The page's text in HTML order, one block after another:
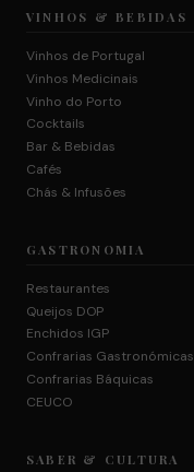
VINHOS & BEBIDAS
Vinhos de Portugal
Vinhos Medicinais
Vinho do Porto
Cocktails
Bar & Bebidas
Cafés
Chás & Infusões
GASTRONOMIA
Restaurantes
Queijos DOP
Enchidos IGP
Confrarias Gastronómicas
Confrarias Báquicas
CEUCO
SABER & CULTURA